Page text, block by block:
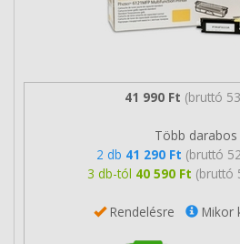
41 990 Ft (bruttó
Több
2 db 41 290 Ft (bruttó
3 db-tól 40 590 Ft (bruttó
Rendelésre Mikor